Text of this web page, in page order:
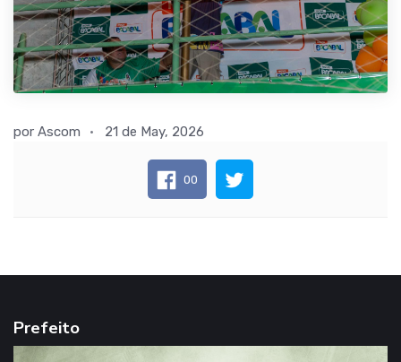
por Ascom 21 de May, 2026
00
Prefeito